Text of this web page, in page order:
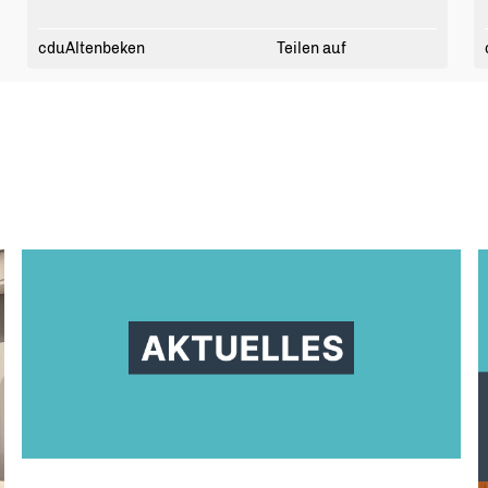
cduAltenbeken Teilen auf